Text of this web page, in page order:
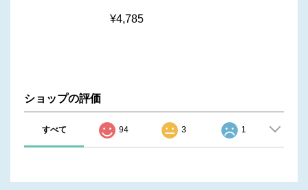
¥4,785
ショップの評価
すべて 94 3 1